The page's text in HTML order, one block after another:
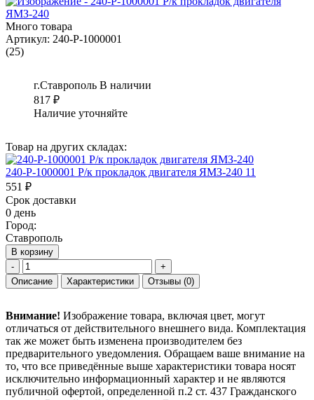
Много товара
Артикул: 240-Р-1000001
(25)
г.Ставрополь В наличии
817 ₽
Наличие уточняйте
Товар на других складах:
240-Р-1000001 Р/к прокладок двигателя ЯМЗ-240 11
551 ₽
Срок доставки
0 день
Город:
Ставрополь
В корзину
-
+
Описание
Характеристики Отзывы (0)
Внимание! Изображение товара, включая цвет, могут
отличаться от действительного внешнего вида. Комплектация
так же может быть изменена производителем без
предварительного уведомления. Обращаем ваше внимание на
то, что все приведённые выше характеристики товара носят
исключительно информационный характер и не являются
публичной офертой, определенной п.2 ст. 437 Гражданского